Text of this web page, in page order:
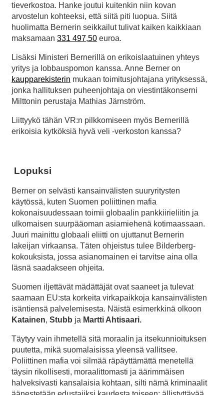
tieverkostoa. Hanke joutui kuitenkin niin kovan
arvostelun kohteeksi, että siitä piti luopua. Siitä
huolimatta Bernerin seikkailut tulivat kaiken kaikkiaan
maksamaan 331 497,50 euroa.
Lisäksi Ministeri Bernerillä on erikoislaatuinen yhteys
yritys ja lobbauspomon kanssa. Anne Berner on
kaupparekisterin mukaan toimitusjohtajana yrityksessä,
jonka hallituksen puheenjohtaja on viestintäkonserni
Milttonin perustaja Mathias Järnström.
Liittyykö tähän VR:n pilkkomiseen myös Bernerillä
erikoisia kytköksiä hyvä veli -verkoston kanssa?
Lopuksi
Berner on selvästi kansainvälisten suuryritysten
käytössä, kuten Suomen poliittinen mafia
kokonaisuudessaan toimii globaalin pankkiirieliitin ja
ulkomaisen suurpääoman asiamiehenä kotimaassaan.
Juuri mainittu globaali eliitti on ujuttanut Bernerin
lakeijan virkaansa. Täten ohjeistus tulee Bilderberg-
kokouksista, jossa asianomainen ei tarvitse aina olla
läsnä saadakseen ohjeita.
Suomen iljettävät mädättäjät ovat saaneet ja tulevat
saamaan EU:sta korkeita virkapaikkoja kansainvälisten
isäntiensä palvelemisesta. Näistä esimerkkinä olkoon
Katainen, Stubb ja Martti Ahtisaari.
Täytyy vain ihmetellä sitä moraalin ja itsekunnioituksen
puutetta, mikä suomalaisissa yleensä vallitsee.
Poliittinen mafia voi silmää räpäyttämättä menetellä
täysin rikollisesti, moraalittomasti ja äärimmäisen
halveksivasti kansalaisia kohtaan, silti nämä kriminaalit